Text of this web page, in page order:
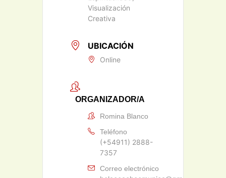
Visualización
Creativa
UBICACIÓN
Online
ORGANIZADOR/A
Romina Blanco
Teléfono
(+54911) 2888-
7357
Correo electrónico